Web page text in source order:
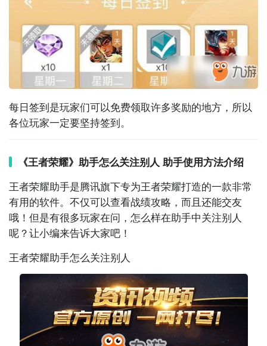
虞姬的内容就了解到这里，希望对大家有帮助，有任何
疑问欢迎在文章下方留言。
2、选择大小号管理，玩家把自己常用的角色设置成大
号，确定一下这个是微信还是QQ的，如果是微信的就
再登陆一个QQ账号把它设置成小号，接着拿小号去访
问就不会再留下记录了。
3、大号在青铜以上的可以切换一个青铜小号去看其他
人，青铜小号看别人是不会留下访问记录的，这样对方
就不知道你看过，这个应该是大部分玩家在使用的方
法。
每日签到是玩家们可以免费领取许多奖励的地方，所以
各位玩家一定要坚持签到。
《王者荣耀》助手怎么关注别人 助手使用方法介绍
王者荣耀助手是腾讯旗下专为王者荣耀打造的一款非常
有用的软件。不仅可以查看战绩攻略，而且还能交友
哦！但是有很多玩家在问，怎么样在助手中关注别人
呢？让小编来告诉大家吧！
王者荣耀助手怎么关注别人